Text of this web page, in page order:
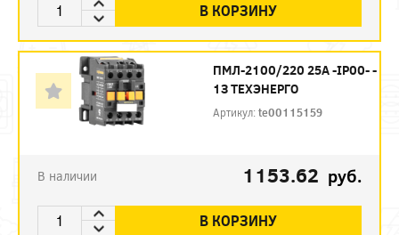
В КОРЗИНУ
ПМЛ-2100/220 25А -IP00- -
1З ТЕХЭНЕРГО
Артикул:te00115159
В наличии 1153.62 руб.
В КОРЗИНУ